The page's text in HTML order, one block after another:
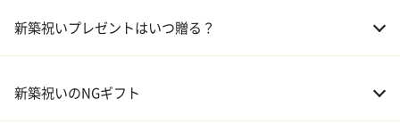
05 ハーバリウム
02 両親 10,000～50,000円
新築祝いプレゼントはいつ贈る？
新築祝いのNGギフト